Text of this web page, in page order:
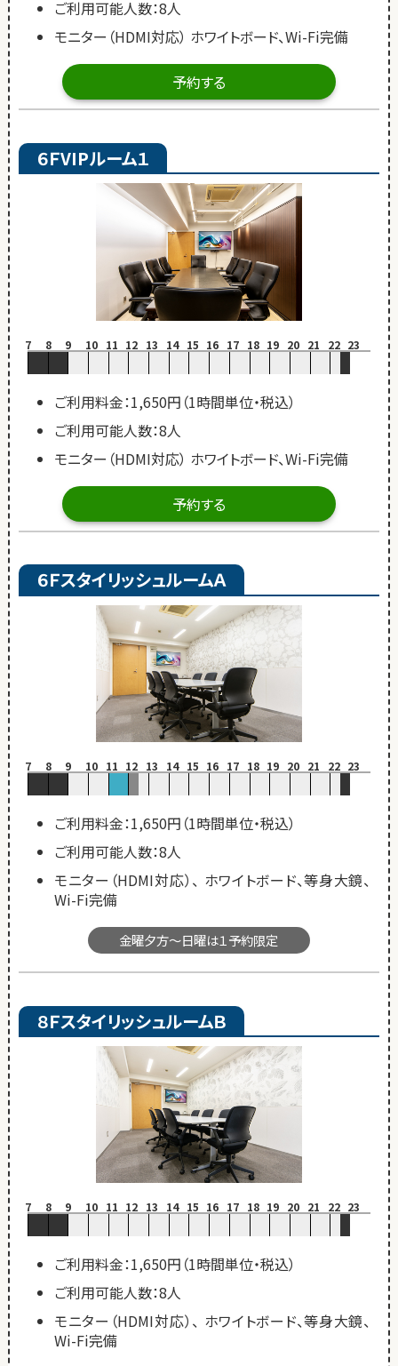
ご利用可能人数：8人
モニター（HDMI対応） ホワイトボード、Wi-Fi完備
予約する
６ＦVIPルーム１
7 8 9 10 11 12 13 14 15 16 17 18 19 20 21 22 23
ご利用料金：1,650円（1時間単位・税込）
ご利用可能人数：8人
モニター（HDMI対応） ホワイトボード、Wi-Fi完備
予約する
６ＦスタイリッシュルームＡ
7 8 9 10 11 12 13 14 15 16 17 18 19 20 21 22 23
ご利用料金：1,650円（1時間単位・税込）
ご利用可能人数：8人
モニター（HDMI対応）、 ホワイトボード、等身大鏡、
Wi-Fi完備
金曜夕方～日曜は１予約限定
８ＦスタイリッシュルームＢ
7 8 9 10 11 12 13 14 15 16 17 18 19 20 21 22 23
ご利用料金：1,650円（1時間単位・税込）
ご利用可能人数：8人
モニター（HDMI対応）、 ホワイトボード、等身大鏡、
Wi-Fi完備